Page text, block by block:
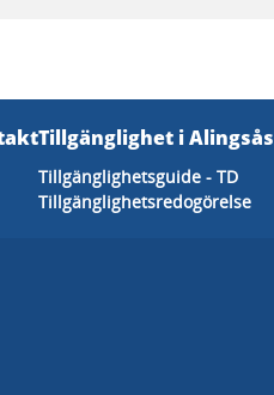
Tillgänglighet i Alingsås
Tillgänglighetsguide - TD
Tillgänglighetsredogörelse